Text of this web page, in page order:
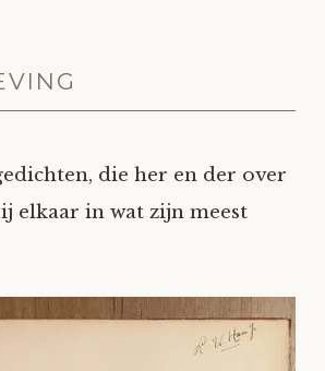
die her en der over
elkaar in wat zijn meest